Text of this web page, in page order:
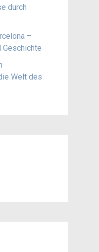
durch
–
Geschichte
Welt des